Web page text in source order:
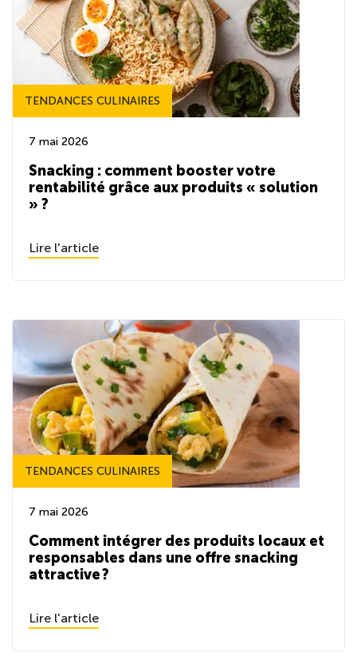
TENDANCES CULINAIRES
7 mai 2026
Snacking : comment booster votre
rentabilité grâce aux produits « solution
» ?
Lire l'article
TENDANCES CULINAIRES
7 mai 2026
Comment intégrer des produits locaux et
responsables dans une offre snacking
attractive ?
Lire l'article